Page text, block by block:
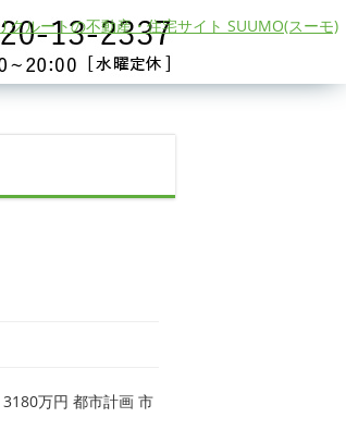
万円 都市計画 市